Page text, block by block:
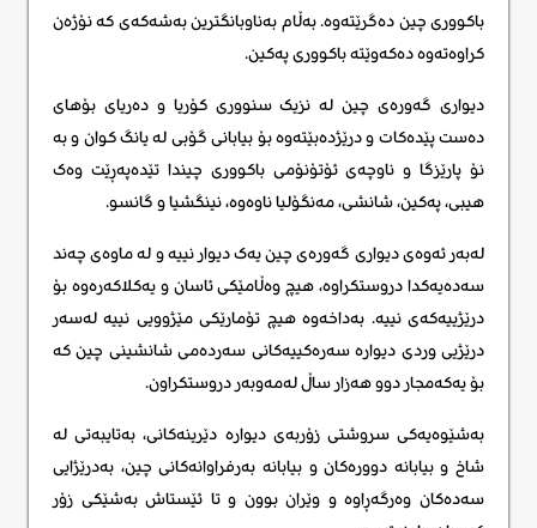
باکووری چین دەگرێتەوە. بەڵام بەناوبانگترین بەشەکەی کە نۆژەن
کراوەتەوە دەکەوێتە باکووری پەکین.
دیواری گەورەی چین لە نزیک سنووری کۆریا و دەریای بۆهای
دەست پێدەکات و درێژدەبێتەوە بۆ بیابانی گۆبی لە یانگ کوان و بە
نۆ پارێزگا و ناوچەی ئۆتۆنۆمی باکووری چیندا تێدەپەڕێت وەک
هیبی، پەکین، شانشی، مەنگۆلیا ناوەوە، نینگشیا و گانسو.
لەبەر ئەوەی دیواری گەورەی چین یەک دیوار نییە و لە ماوەی چەند
سەدەیەکدا دروستکراوە، هیچ وەڵامێکی ئاسان و یەکلاکەرەوە بۆ
درێژییەکەی نییە. بەداخەوە هیچ تۆمارێکی مێژوویی نییە لەسەر
درێژیی وردی دیوارە سەرەکییەکانی سەردەمی شانشینی چین کە
بۆ یەکەمجار دوو هەزار ساڵ لەمەوبەر دروستکراون.
بەشێوەیەکی سروشتی زۆربەی دیوارە دێرینەکانی، بەتایبەتی لە
شاخ و بیابانە دوورەکان و بیابانە بەرفراوانەکانی چین، بەدرێژایی
سەدەکان وەرگەڕاوە و وێران بوون و تا ئێستاش بەشێکی زۆر